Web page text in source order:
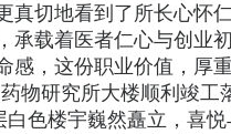
真切地看到了所长心怀
承载着医者仁心与创业
感，这份职业价值，厚
物研究所大楼顺利竣
白色楼宇巍然矗立，喜